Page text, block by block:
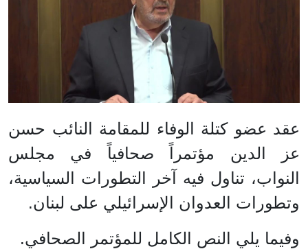
عقد عضو كتلة الوفاء للمقامة النائب حسن
عز الدين مؤتمراً صحافياً في مجلس
النواب، تناول فيه آخر التطورات السياسية،
وتطورات العدوان الإسرائيلي على لبنان.
وفيما يلي النص الكامل للمؤتمر الصحافي.